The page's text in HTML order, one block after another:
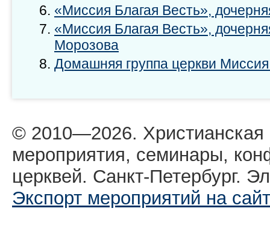
«Миссия Благая Весть»,
«Миссия Благая Весть»,
Морозова
Домашняя группа церкви Миссия
© 2010—2026.
мероприятия, семинары,
церквей. Санкт-Петербург.
Экспорт мероприятий на сайт